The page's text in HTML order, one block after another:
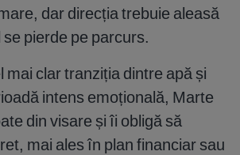
dar direcția trebuie aleasă
pierde pe parcurs.
mai clar tranziția dintre apă și
intens emoțională, Marte
din visare și îi obligă să
mai ales în plan financiar sau